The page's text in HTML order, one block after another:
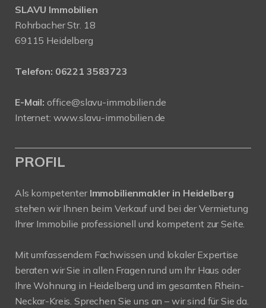
SLAVU Immobilien
Rohrbacher Str. 18
69115 Heidelberg
Telefon: 06221 3583723
E-Mail: office@slavu-immobilien.de
Internet: www.slavu-immobilien.de
PROFIL
Als kompetenter Immobilienmakler in Heidelberg
stehen wir Ihnen beim Verkauf und bei der Vermietung
Ihrer Immobilie professionell und kompetent zur Seite.
Mit umfassendem Fachwissen und lokaler Expertise
beraten wir Sie in allen Fragen rund um Ihr Haus oder
Ihre Wohnung in Heidelberg und im gesamten Rhein-
Neckar-Kreis. Sprechen Sie uns an – wir sind für Sie da.